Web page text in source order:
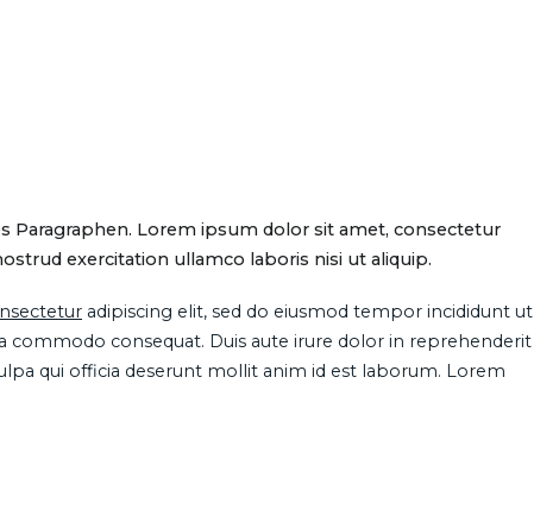
Paragraphen. Lorem ipsum dolor sit amet, consectetur
exercitation ullamco laboris nisi ut aliquip.
adipiscing elit, sed do eiusmod tempor incididunt ut
commodo consequat. Duis aute irure dolor in reprehenderit
qui officia deserunt mollit anim id est laborum. Lorem